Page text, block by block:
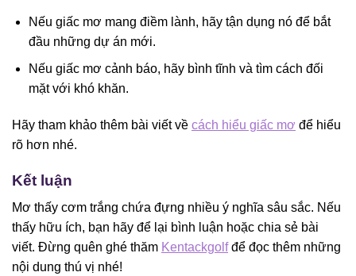
Nếu giấc mơ mang điềm lành, hãy tận dụng nó để bắt
đầu những dự án mới.
Nếu giấc mơ cảnh báo, hãy bình tĩnh và tìm cách đối
mặt với khó khăn.
Hãy tham khảo thêm bài viết về cách hiểu giấc mơ để hiểu
rõ hơn nhé.
Kết luận
Mơ thấy cơm trắng chứa đựng nhiều ý nghĩa sâu sắc. Nếu
thấy hữu ích, bạn hãy để lại bình luận hoặc chia sẻ bài
viết. Đừng quên ghé thăm Kentackgolfđể đọc thêm những
nội dung thú vị nhé!